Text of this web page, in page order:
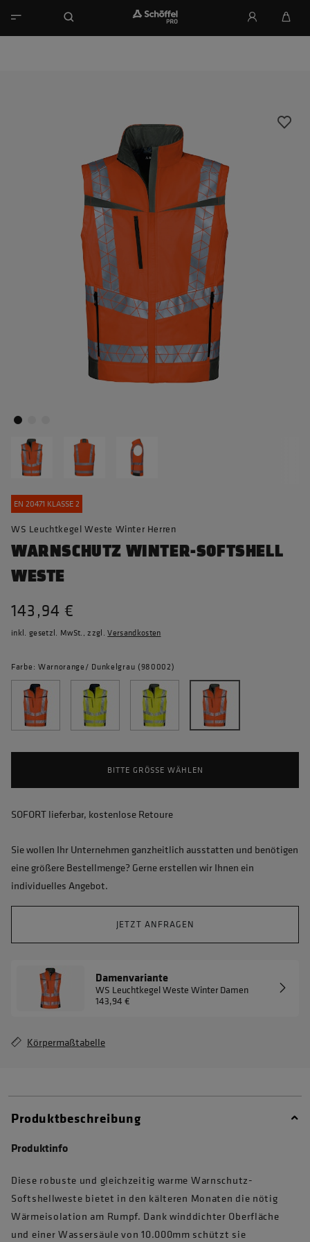
EN 20471 KLASSE 2
WS Leuchtkegel Weste Winter Herren
WARNSCHUTZ WINTER-SOFTSHELL
WESTE
143,94 €
inkl. gesetzl. MwSt., zzgl.Versandkosten
Farbe: Warnorange/ Dunkelgrau (980002)
BITTE GRÖSSE WÄHLEN
SOFORT lieferbar, kostenlose Retoure
Sie wollen Ihr Unternehmen ganzheitlich ausstatten und benötigen
eine größere Bestellmenge? Gerne erstellen wir Ihnen ein
individuelles Angebot.
JETZT ANFRAGEN
Damenvariante
WS Leuchtkegel Weste Winter Damen
143,94 €
Körpermaßtabelle
Produktbeschreibung
Produktinfo
Diese robuste und gleichzeitig warme Warnschutz-
Softshellweste bietet in den kälteren Monaten die nötig
Wärmeisolation am Rumpf. Dank winddichter Oberfläche
und einer Wassersäule von 10.000mm schützt sie